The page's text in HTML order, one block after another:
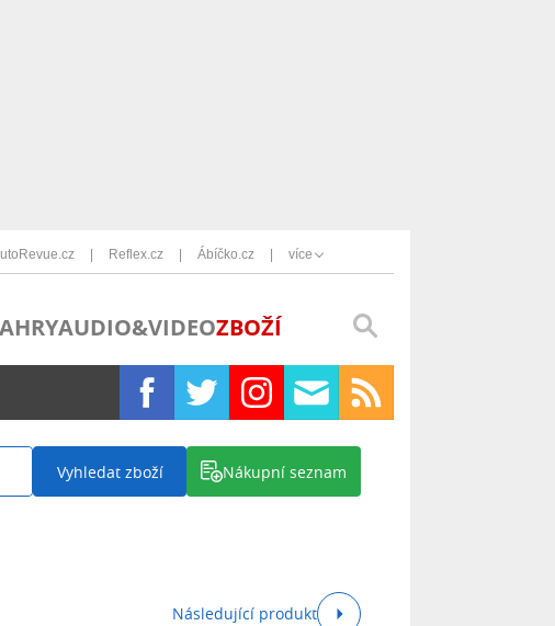
Reflex.cz Ábíčko.cz více
HRYAUDIO&VIDEOZBOŽÍ
Vyhledat zboží Nákupní seznam
Následující produkt